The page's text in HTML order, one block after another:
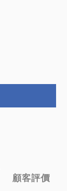
顧客評價